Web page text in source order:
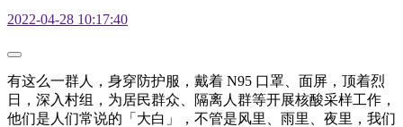
2022-04-28 10:17:40
有这么一群人，身穿防护服，戴着 N95 口罩、面屏，顶着烈
日，深入村组，为居民群众、隔离人群等开展核酸采样工作，
他们是人们常说的「大白」，不管是风里、雨里、夜里，我们